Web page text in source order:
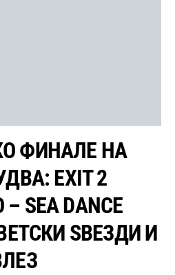
ФИНАЛЕ НА
EXIT 2
– SEA DANCE
ЅВЕЗДИ И